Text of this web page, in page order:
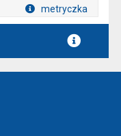
metryczka